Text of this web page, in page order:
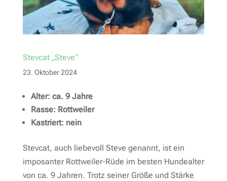
Stevcat „Steve“
23. Oktober 2024
Alter: ca. 9 Jahre
Rasse: Rottweiler
Kastriert: nein
Stevcat, auch liebevoll Steve genannt, ist ein
imposanter Rottweiler-Rüde im besten Hundealter
von ca. 9 Jahren. Trotz seiner Größe und Stärke